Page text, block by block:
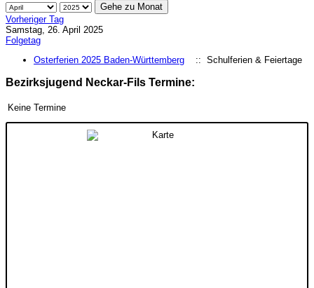
Gehe zu Monat
Vorheriger Tag
Samstag, 26. April 2025
Folgetag
Osterferien 2025 Baden-Württemberg
:: Schulferien & Feiertage
Bezirksjugend Neckar-Fils Termine:
Keine Termine